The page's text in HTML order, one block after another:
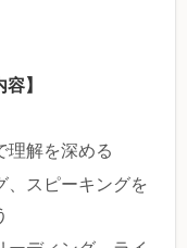
】
理解を深める
、スピーキングを